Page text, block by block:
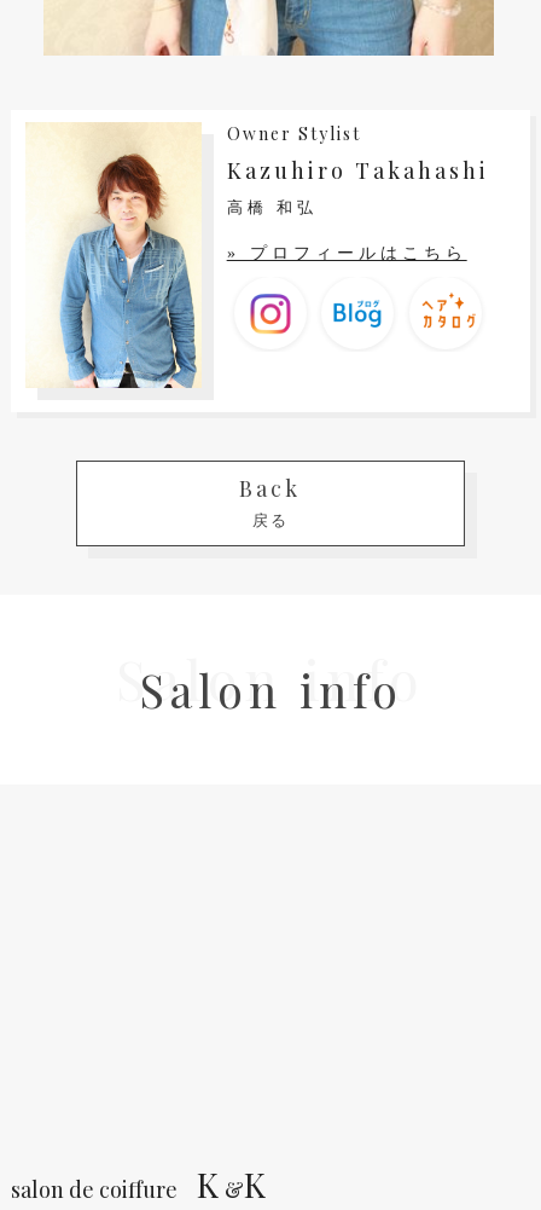
Owner Stylist
Kazuhiro Takahashi
高橋 和弘
» プロフィールはこちら
Back
戻る
Salon info
Salon info
salon de coiffure K &K